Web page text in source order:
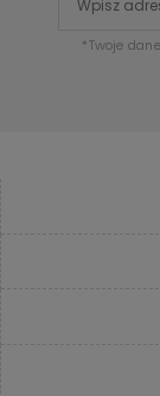
*Twoje